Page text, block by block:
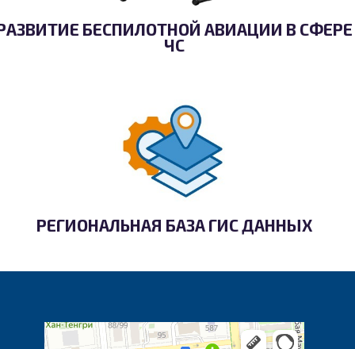
БЕСПИЛОТНОЙ АВИАЦИИ В СФЕРЕ
ЧС
РЕГИОНАЛЬНАЯ БАЗА ГИС ДАННЫХ